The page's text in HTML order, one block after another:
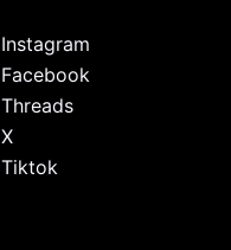
Instagram
Facebook
Threads
X
Tiktok